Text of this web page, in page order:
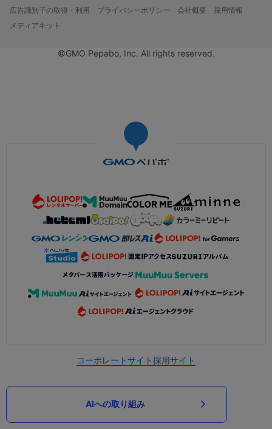
広告識別子の取得・利用
プライバシーポリシー 会社概要
採用情報
メディアキット
©GMO Pepabo, Inc. All rights reserved.
コーポレートサイト採用サイト
AIへの取り組み